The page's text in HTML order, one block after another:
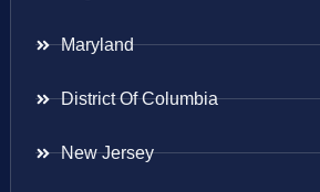
Maryland
District Of Columbia
New Jersey